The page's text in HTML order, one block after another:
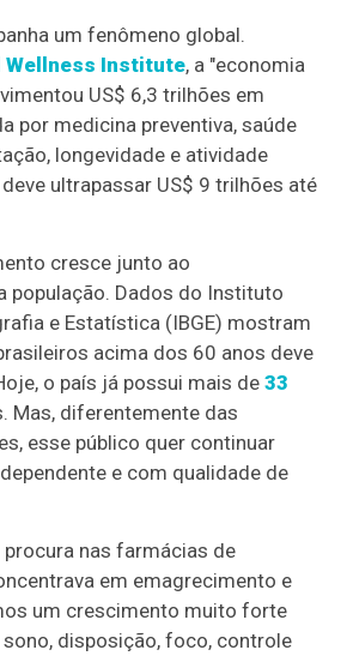
um fenômeno global.
Wellness Institute, a "economia
US$ 6,3 trilhões em
por medicina preventiva, saúde
longevidade e atividade
ultrapassar US$ 9 trilhões até
cresce junto ao
população. Dados do Instituto
e Estatística (IBGE) mostram
acima dos 60 anos deve
o país já possui mais de33
Mas, diferentemente das
esse público quer continuar
e com qualidade de
procura nas farmácias de
em emagrecimento e
um crescimento muito forte
disposição, foco, controle